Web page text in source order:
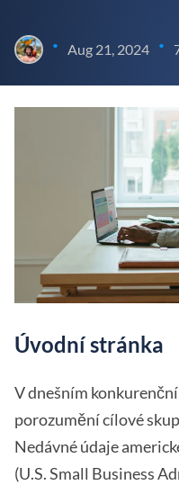
• Aug 21, 2024 •
Úvodní stránka
V dnešním
porozumění cílové
Nedávné údaje
(U.S. Small Business